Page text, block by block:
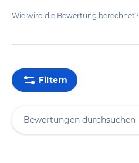
Wie wird die Bewertung berechnet?
Filtern